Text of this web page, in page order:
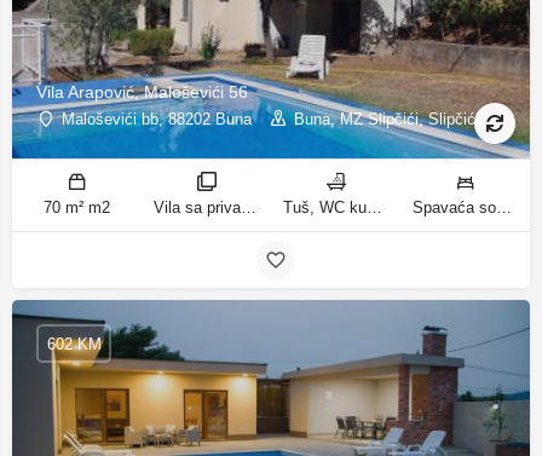
Vila Arapović, Maloševići 56
Maloševići bb, 88202 Buna Buna, MZ Slipčići, Slipčići
70 m² m2 Vila sa privatnim bazenom sobe Tuš, WC kupatila Spavaća soba 1: 3 odvojena kreveta | Spavaća soba 2: 3 kreveta za jednu osobu | Dnevni boravak: 1 kauč na razvlačenje ležaja
602 KM